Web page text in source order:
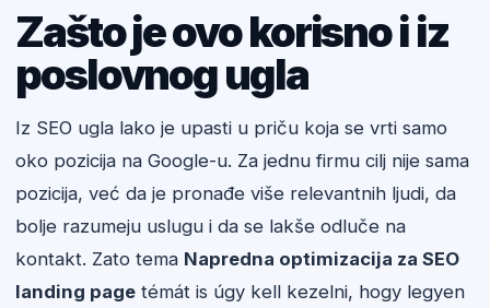
Zašto je ovo korisno i iz
poslovnog ugla
Iz SEO ugla lako je upasti u priču koja se vrti samo
oko pozicija na Google-u. Za jednu firmu cilj nije sama
pozicija, već da je pronađe više relevantnih ljudi, da
bolje razumeju uslugu i da se lakše odluče na
kontakt. Zato tema Napredna optimizacija za SEO
landing page témát is úgy kell kezelni, hogy legyen